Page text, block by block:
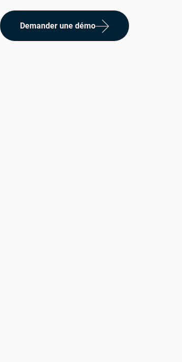
Demander une démo